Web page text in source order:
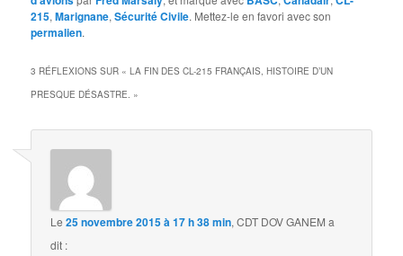
215,Marignane,Sécurité Civile. Mettez-le en favori avec son
permalien.
3 RÉFLEXIONS SUR «LA FIN DES CL-215 FRANÇAIS, HISTOIRE D’UN
PRESQUE DÉSASTRE. »
Le25 novembre 2015 à 17 h 38 min,CDT DOV GANEM a
dit :